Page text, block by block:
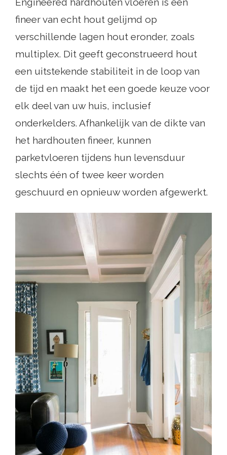
fineer van echt hout gelijmd op
verschillende lagen hout eronder, zoals
multiplex. Dit geeft geconstrueerd hout
een uitstekende stabiliteit in de loop van
de tijd en maakt het een goede keuze voor
elk deel van uw huis, inclusief
onderkelders. Afhankelijk van de dikte van
het hardhouten fineer, kunnen
parketvloeren tijdens hun levensduur
slechts één of twee keer worden
geschuurd en opnieuw worden afgewerkt.